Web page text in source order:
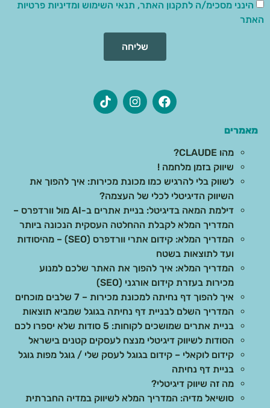
הינני מסכימ/ה לתקנון האתר, תנאי השימוש ומדיניות פרטיות
האתר
שליחה
מאמרים
מהו CLAUDE?
שיווק בזמן מלחמה !
לשווק בלי להרגיש כמו מכונת מכירות: איך להפוך את
השיווק הדיגיטלי לכלי של העצמה?
דילמת המאה בדיגיטל: בניית אתרים ב-AI מול וורדפרס –
המדריך המלא לקבלת ההחלטה העסקית הנכונה ביותר
המדריך המלא: קידום אתרי וורדפרס (SEO) – מהיסודות
ועד לתוצאות בשטח
המדריך המלא: איך להפוך את האתר שלכם למנוע
מכירות בעזרת קידום אורגני (SEO)
איך להפוך דף נחיתה למכונת מכירות – 7 שלבים מוכחים
המדריך השלם לבניית דף נחיתה בגוגל שמביא תוצאות
בניית אתרים שמושכים לקוחות: 5 סודות שלא יספרו לכם
הסודות לשיווק דיגיטלי מנצח לעסקים קטנים בישראל
קידום לוקאלי – קידום בגוגל לעסק שלי / גוגל מפות גוגל
בניית דף נחיתה
מה זה שיווק דיגיטלי?
סושיאל מדיה: המדריך המלא לשיווק במדיה החברתית